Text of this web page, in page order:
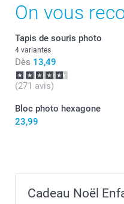
On vous
Tapis de souris photo
4 variantes
Dès 13,49
(271 avis)
Bloc photo hexagone
23,99
Cadeau Noël